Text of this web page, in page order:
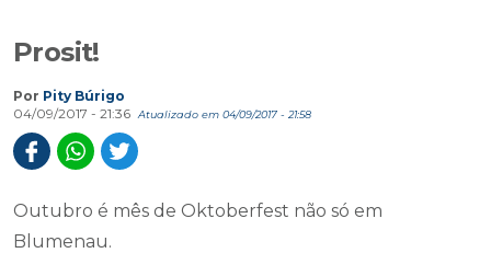
Prosit!
Por Pity Búrigo
04/09/2017 - 21:36
Atualizado em 04/09/2017 - 21:58
Outubro é mês de Oktoberfest não só em
Blumenau.